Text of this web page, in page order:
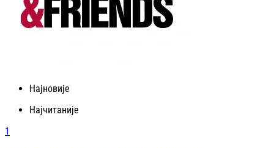
Најновије
Најчитаније
1